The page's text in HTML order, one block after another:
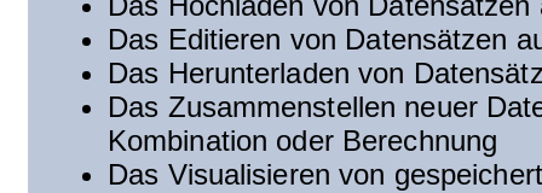
Das Editieren von Datensätzen
Das Herunterladen von
Das Zusammenstellen neuer
Kombination oder Berechnung
Das Visualisieren von